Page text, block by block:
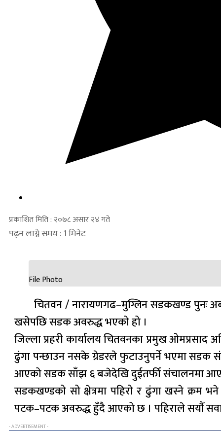
प्रकाशित मिति : २०७८ असार २४ गते
पढ्न लाग्ने समय : 1 मिनेट
File Photo
चितवन / नारायणगढ–मुग्लिन सडकखण्ड पुनः
खसेपछि सडक अवरुद्ध भएको हो ।
जिल्ला प्रहरी कार्यालय चितवनका प्रमुख
ढुंगा पन्छाउन नसके ग्रेडरले फुटाउनुपर्ने भएमा सडक
आएको सडक साँझ ६ बजेदेखि दुईतर्फी संचालनमा
सडकखण्डको सो क्षेत्रमा पहिरो र ढुंगा खस्ने क्रम
पटक–पटक अवरुद्ध हुँदै आएको छ । पहिराले सयौँ
- ADVERTISEMENT -